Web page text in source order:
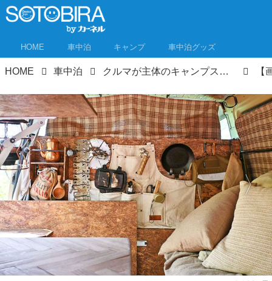
HOME 車中泊 キャンプ 車中泊グッズ
HOME 車中泊 クルマが主体のキャンプスタイル「VAN CAMP」 こだわり派が続々参戦！イベントレポート